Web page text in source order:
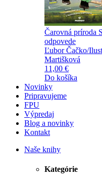
Čarovná príroda
odpovede
Ľubor Čačko/
Martišková
11,00 €
Do košíka
Novinky
Pripravujeme
FPU
Výpredaj
Blog a novinky
Kontakt
Naše knihy
Kategórie